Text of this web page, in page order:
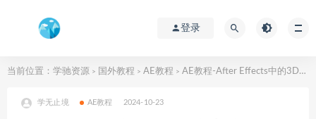
登录
当前位置： 学驰资源 > 国外教程 > AE教程 > AE教程-After Effects中的3D摄像机跟踪-重现著名电影飞刀场景
学无止境 AE教程 2024-10-23